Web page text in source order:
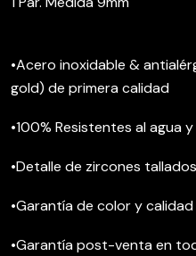
•Acero inoxidable &
gold) de primera calidad
•100% Resistentes al agua
•Detalle de zircones
•Garantía de color y calidad
•Garantía post-venta en